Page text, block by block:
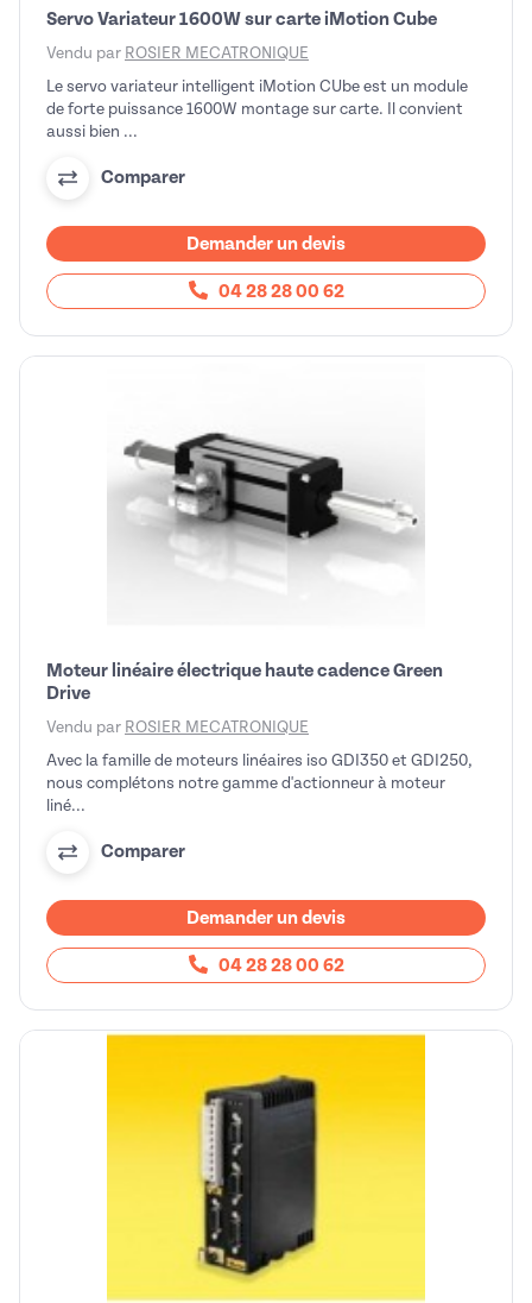
Servo Variateur 1600W sur carte iMotion Cube
Vendu par ROSIER MECATRONIQUE
Le servo variateur intelligent iMotion CUbe est un module
de forte puissance 1600W montage sur carte. Il convient
aussi bien ...
Comparer
Demander un devis
04 28 28 00 62
Moteur linéaire électrique haute cadence Green
Drive
Vendu par ROSIER MECATRONIQUE
Avec la famille de moteurs linéaires iso GDI350 et GDI250,
nous complétons notre gamme d'actionneur à moteur
liné...
Comparer
Demander un devis
04 28 28 00 62